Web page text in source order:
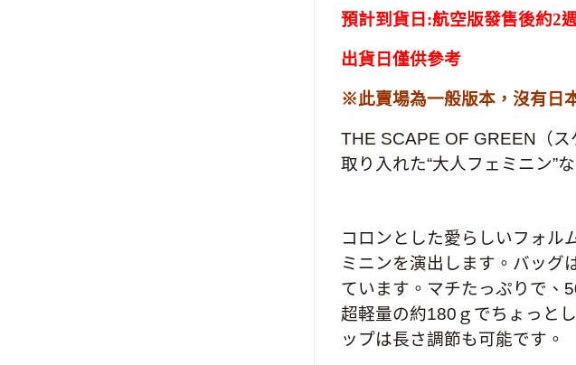
預計到貨日:航空版發售後約2
出貨日僅供參考
※此賣場為一般版本，沒有日
THE SCAPE OF GREEN（ス
取り入れた“大人フェミニン”
コロンとした愛らしいフォル
ミニンを演出します。バッグ
ています。マチたっぷりで、
超軽量の約180ｇでちょっと
ップは長さ調節も可能です。